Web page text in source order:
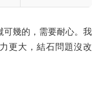
可幾的，需要耐心。我
更大，結石問題沒改